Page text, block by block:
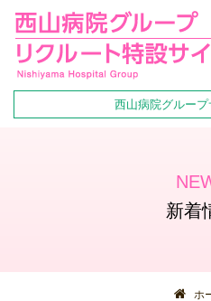
西山病院グルー
新着
ホ